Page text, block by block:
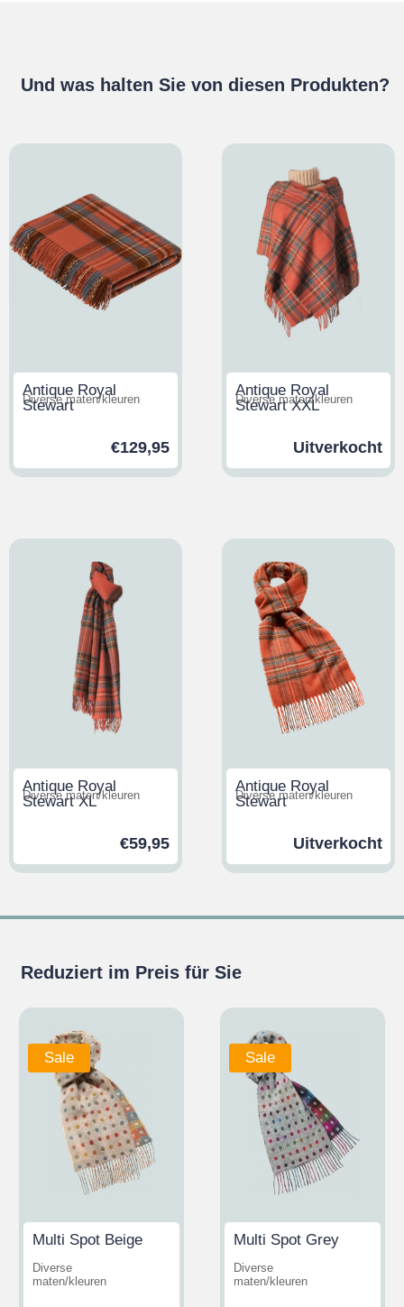
Und was halten Sie von diesen Produkten?
Antique Royal
Stewart
Diverse maten/kleuren
€129,95
Antique Royal
Stewart XXL
Diverse maten/kleuren
Uitverkocht
Antique Royal
Stewart XL
Diverse maten/kleuren
€59,95
Antique Royal
Stewart
Diverse maten/kleuren
Uitverkocht
Reduziert im Preis für Sie
Sale
Multi Spot Beige
Diverse
maten/kleuren
Sale
Multi Spot Grey
Diverse
maten/kleuren